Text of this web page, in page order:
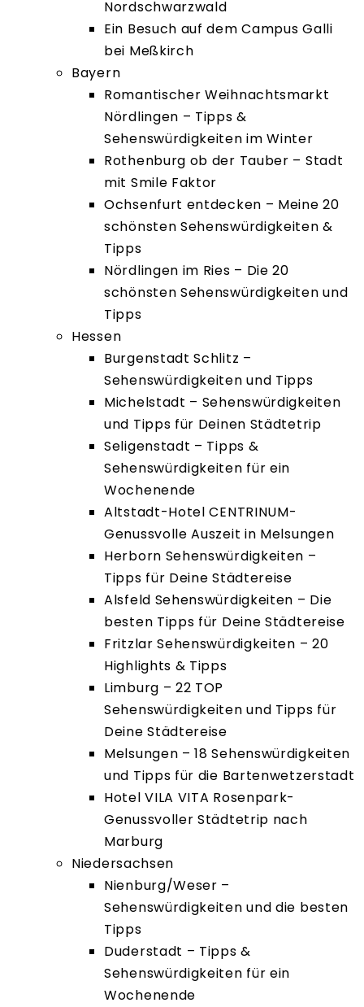
Nordschwarzwald
Ein Besuch auf dem Campus Galli
bei Meßkirch
Bayern
Romantischer Weihnachtsmarkt
Nördlingen – Tipps &
Sehenswürdigkeiten im Winter
Rothenburg ob der Tauber – Stadt
mit Smile Faktor
Ochsenfurt entdecken – Meine 20
schönsten Sehenswürdigkeiten &
Tipps
Nördlingen im Ries – Die 20
schönsten Sehenswürdigkeiten und
Tipps
Hessen
Burgenstadt Schlitz –
Sehenswürdigkeiten und Tipps
Michelstadt – Sehenswürdigkeiten
und Tipps für Deinen Städtetrip
Seligenstadt – Tipps &
Sehenswürdigkeiten für ein
Wochenende
Altstadt-Hotel CENTRINUM-
Genussvolle Auszeit in Melsungen
Herborn Sehenswürdigkeiten –
Tipps für Deine Städtereise
Alsfeld Sehenswürdigkeiten – Die
besten Tipps für Deine Städtereise
Fritzlar Sehenswürdigkeiten – 20
Highlights & Tipps
Limburg – 22 TOP
Sehenswürdigkeiten und Tipps für
Deine Städtereise
Melsungen – 18 Sehenswürdigkeiten
und Tipps für die Bartenwetzerstadt
Hotel VILA VITA Rosenpark-
Genussvoller Städtetrip nach
Marburg
Niedersachsen
Nienburg/Weser –
Sehenswürdigkeiten und die besten
Tipps
Duderstadt – Tipps &
Sehenswürdigkeiten für ein
Wochenende